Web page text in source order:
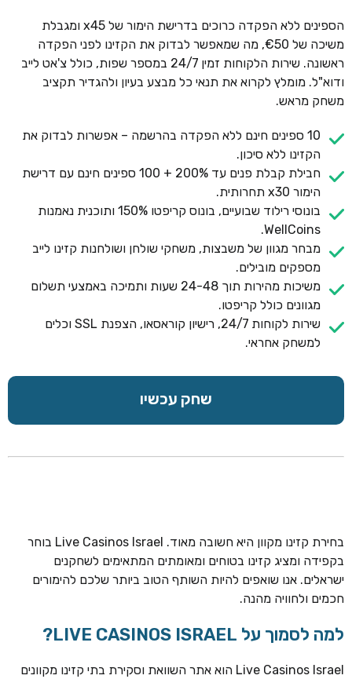
הספינים ללא הפקדה כרוכים בדרישת הימור של x45 ומגבלת
משיכה של €50, מה שמאפשר לבדוק את הקזינו לפני הפקדה
ראשונה. שירות הלקוחות זמין 24/7 במספר שפות, כולל צ'אט לייב
ודוא"ל. מומלץ לקרוא את תנאי כל מבצע בעיון ולהגדיר תקציב
משחק מראש.
10 ספינים חינם ללא הפקדה בהרשמה – אפשרות לבדוק את
הקזינו ללא סיכון.
חבילת קבלת פנים עד 200% + 100 ספינים חינם עם דרישת
הימור x30 תחרותית.
בונוסי רילוד שבועיים, בונוס קריפטו 150% ותוכנית נאמנות
WellCoins.
מבחר מגוון של משבצות, משחקי שולחן ושולחנות קזינו לייב
מספקים מובילים.
משיכות מהירות תוך 24-48 שעות ותמיכה באמצעי תשלום
מגוונים כולל קריפטו.
שירות לקוחות 24/7, רישיון קוראסאו, הצפנת SSL וכלים
למשחק אחראי.
שחק עכשיו
בחירת קזינו מקוון היא חשובה מאוד. Live Casinos Israel בוחר
בקפידה ומציג קזינו בטוחים ומאומתים המתאימים לשחקנים
ישראלים. אנו שואפים להיות השותף הטוב ביותר שלכם להימורים
חכמים ולחוויה מהנה.
למה לסמוך על LIVE CASINOS ISRAEL?
Live Casinos Israel הוא אתר השוואת וסקירת בתי קזינו מקוונים